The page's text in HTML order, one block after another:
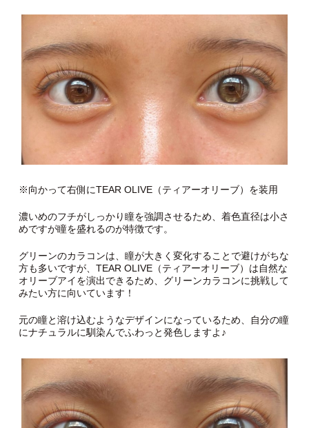
※向かって右側にTEAR OLIVE（ティアーオリーブ）を装用
濃いめのフチがしっかり瞳を強調させるため、着色直径は小さ
めですが瞳を盛れるのが特徴です。
グリーンのカラコンは、瞳が大きく変化することで避けがちな
方も多いですが、TEAR OLIVE（ティアーオリーブ）は自然な
オリーブアイを演出できるため、グリーンカラコンに挑戦して
みたい方に向いています！
元の瞳と溶け込むようなデザインになっているため、自分の瞳
にナチュラルに馴染んでふわっと発色しますよ♪